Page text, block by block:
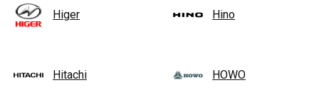
Higer Hino
Hitachi HOWO